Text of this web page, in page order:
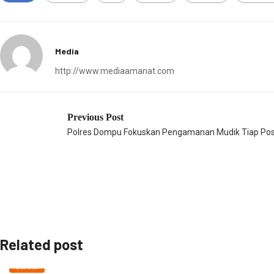
Media
http://www.mediaamanat.com
Previous Post
Polres Dompu Fokuskan Pengamanan Mudik Tiap
Related post
UMUM